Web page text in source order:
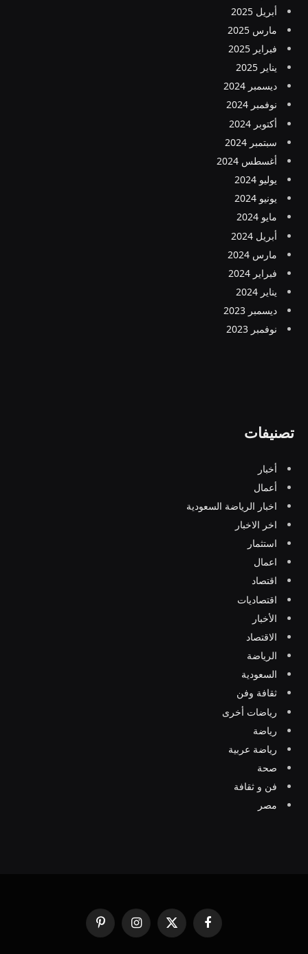
أبريل 2025
مارس 2025
فبراير 2025
يناير 2025
ديسمبر 2024
نوفمبر 2024
أكتوبر 2024
سبتمبر 2024
أغسطس 2024
يوليو 2024
يونيو 2024
مايو 2024
أبريل 2024
مارس 2024
فبراير 2024
يناير 2024
ديسمبر 2023
نوفمبر 2023
تصنيفات
أخبار
أعمال
اخبار الرياضة السعودية
اخر الاخبار
استثمار
اعمال
اقتصاد
اقتصاديات
الأخبار
الاقتصاد
الرياضة
السعودية
ثقافة وفن
رياضات أخرى
رياضة
رياضة عربية
صحة
فن و ثقافة
مصر
فيسبوك
X
(Twitter)
الانستغرامبينتيريست